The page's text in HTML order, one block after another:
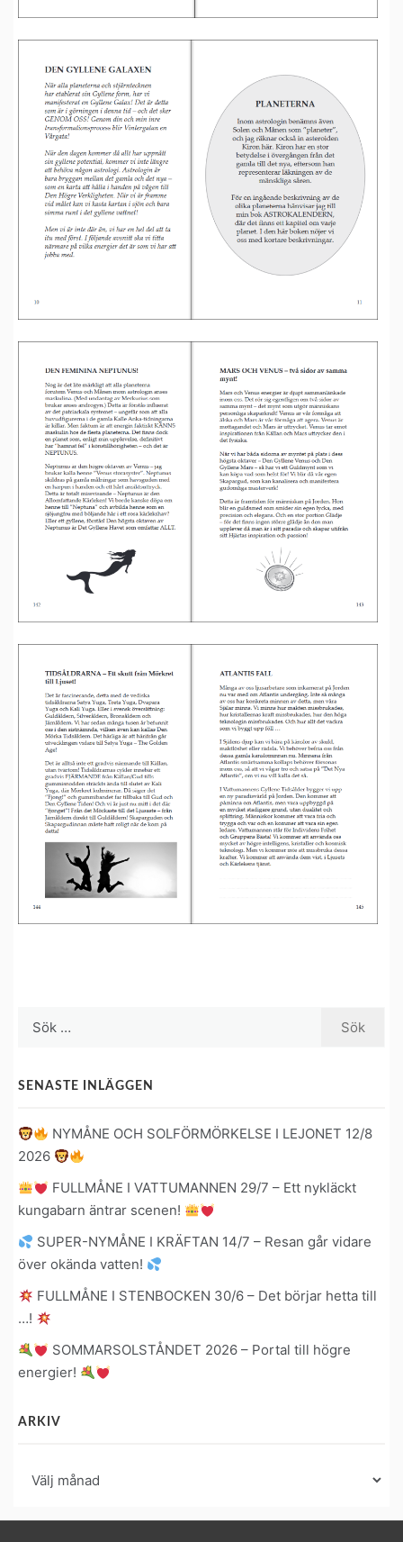
SENASTE INLÄGGEN
NYMÅNE OCH SOLFÖRMÖRKELSE I LEJONET 12/8
2026
FULLMÅNE I VATTUMANNEN 29/7 – Ett nykläckt
kungabarn äntrar scenen!
SUPER-NYMÅNE I KRÄFTAN 14/7 – Resan går vidare
över okända vatten!
FULLMÅNE I STENBOCKEN 30/6 – Det börjar hetta till
…!
SOMMARSOLSTÅNDET 2026 – Portal till högre
energier!
ARKIV